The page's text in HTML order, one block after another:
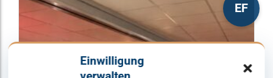
Einwilligung
EF
Produkt
mehrere